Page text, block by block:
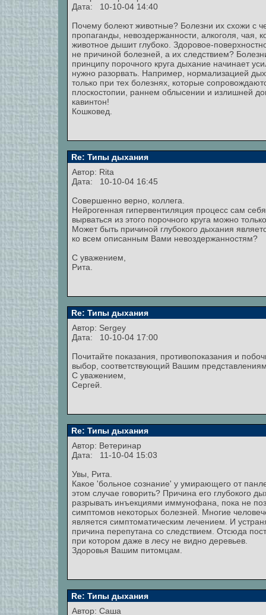
Дата: 10-10-04 14:40
Почему болеют животные? Болезни их схожи с
пропаганды, невоздержанности, алкоголя,
животное дышит глубоко. Здоровое-
не причиной болезней, а их следствием?
принципу порочного круга дыхание начинает
нужно разорвать. Например, нормализацией
только при тех болезнях, которые
плоскостопии, раннем облысении и излишней
кавинтон!
Кошковед.
Re: Типы дыхания
Автор: Rita
Дата: 10-10-04 16:45
Совершенно верно, коллега.
Нейрогенная гипервентиляция процесс сам
вырваться из этого порочного круга можно
Может быть причиной глубокого дыхания
ко всем описанным Вами невоздержанностям?
С уважением,
Рита.
Re: Типы дыхания
Автор: Sergey
Дата: 10-10-04 17:00
Почитайте показания, противопоказания и
выбор, соответствующий Вашим
С уважением,
Сергей.
Re: Типы дыхания
Автор: Ветеринар
Дата: 11-10-04 15:03
Увы, Рита.
Какое 'больное сознание' у умирающего от
этом случае говорить? Причина его глубокого
разрывать инъекциями иммунофана, пока не
симптомов некоторых болезней. Многие
является симптоматическим лечением. И
причина перепутана со следствием. Отсюда
при котором даже в лесу не видно деревьев.
Здоровья Вашим питомцам.
Re: Типы дыхания
Автор: Cаша